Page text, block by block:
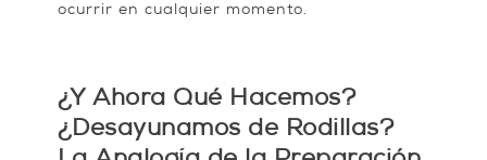
ocurrir en cualquier momento.
¿Y Ahora Qué Hacemos?
¿Desayunamos de Rodillas?